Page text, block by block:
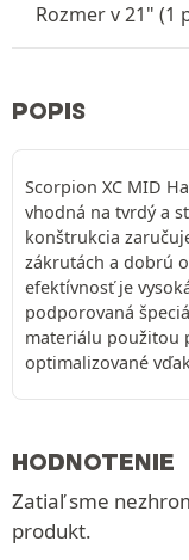
Rozmer v 21" (1
POPIS
Scorpion XC MID
vhodná na tvrdý a
konštrukcia
zákrutách a dobrú
efektívnosť je
podporovaná
materiálu použitou
optimalizované
HODNOTENIE
Zatiaľ sme
produkt.